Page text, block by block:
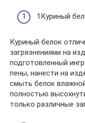
1Куриный
Куриный белок
загрязнениями на
подготовленный
пены, нанести на
смыть белок
полностью
только различные